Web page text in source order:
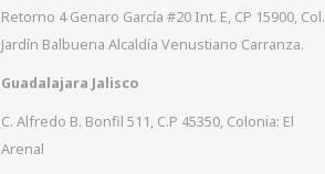
Retorno 4 Genaro García #20 Int. E, CP 15900, Col.
Jardín Balbuena Alcaldía Venustiano Carranza.
Guadalajara Jalisco
C. Alfredo B. Bonfil 511, C.P 45350, Colonia: El
Arenal